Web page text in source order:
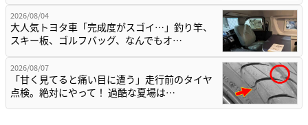
2026/08/04
大人気トヨタ車「完成度がスゴイ…」釣り竿、
スキー板、ゴルフバッグ、なんでもオ…
2026/08/07
「甘く見てると痛い目に遭う」走行前のタイヤ
点検。絶対にやって！ 過酷な夏場は…